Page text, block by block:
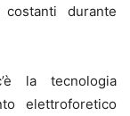
durante
la tecnologia
elettroforetico